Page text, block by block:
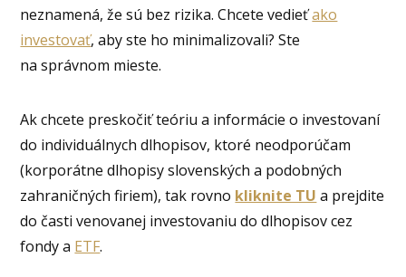
neznamená, že sú bez rizika. Chcete vedieťako
investovať, aby ste ho minimalizovali? Ste
na správnom mieste.
Ak chcete preskočiť teóriu a informácie o investovaní
do individuálnych dlhopisov, ktoré neodporúčam
(korporátne dlhopisy slovenských a podobných
zahraničných firiem), tak rovno kliknite TU a prejdite
do časti venovanej investovaniu do dlhopisov cez
fondy a ETF.